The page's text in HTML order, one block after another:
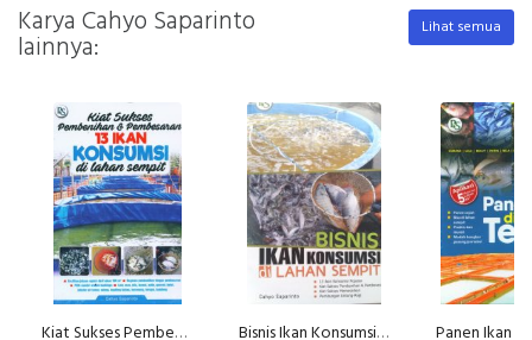
Karya Cahyo Saparinto
lainnya:
Lihat semua
Kiat Sukses Pembenihan & Pembesaran 13 IKAN KONSUMSI di lahan sempit
Bisnis Ikan Konsumsi di Lahan Sempit (BP) (Disc 50%)